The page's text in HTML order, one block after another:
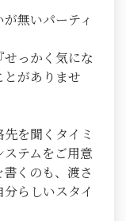
無いパーティ
っかく気にな
がありませ
を聞くタイミ
テムをご用意
くのも、渡さ
らしいスタイ